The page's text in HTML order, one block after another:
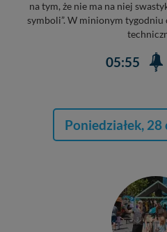
na tym, że nie ma na niej
symboli”. W minionym
05:55
Poniedziałek,